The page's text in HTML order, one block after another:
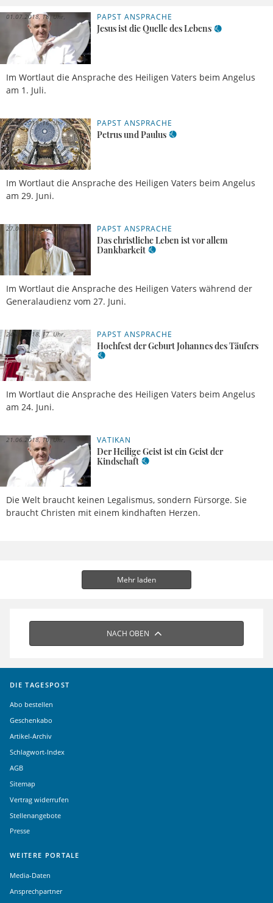
PAPST ANSPRACHE
Jesus ist die Quelle des Lebens
Im Wortlaut die Ansprache des Heiligen Vaters beim Angelus
am 1. Juli.
01.07.2018, 18 Uhr
PAPST ANSPRACHE
Petrus und Paulus
Im Wortlaut die Ansprache des Heiligen Vaters beim Angelus
am 29. Juni.
29.06.2018, 16 Uhr
PAPST ANSPRACHE
Das christliche Leben ist vor allem
Dankbarkeit
Im Wortlaut die Ansprache des Heiligen Vaters während der
Generalaudienz vom 27. Juni.
27.06.2018, 20 Uhr
PAPST ANSPRACHE
Hochfest der Geburt Johannes des Täufers
Im Wortlaut die Ansprache des Heiligen Vaters beim Angelus
am 24. Juni.
24.06.2018, 17 Uhr
VATIKAN
Der Heilige Geist ist ein Geist der
Kindschaft
Die Welt braucht keinen Legalismus, sondern Fürsorge. Sie
braucht Christen mit einem kindhaften Herzen.
21.06.2018, 10 Uhr
Mehr laden
NACH OBEN
DIE TAGESPOST
Abo bestellen
Geschenkabo
Artikel-Archiv
Schlagwort-Index
AGB
Sitemap
Vertrag widerrufen
Stellenangebote
Presse
WEITERE PORTALE
Media-Daten
Ansprechpartner